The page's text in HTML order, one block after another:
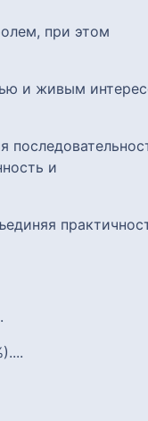
при этом
и живым
и